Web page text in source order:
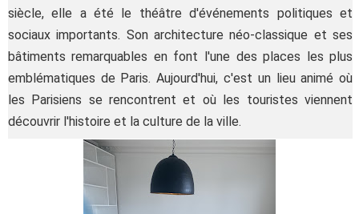
siècle, elle a été le théâtre d'événements politiques et
sociaux importants. Son architecture néo-classique et ses
bâtiments remarquables en font l'une des places les plus
emblématiques de Paris. Aujourd'hui, c'est un lieu animé où
les Parisiens se rencontrent et où les touristes viennent
découvrir l'histoire et la culture de la ville.